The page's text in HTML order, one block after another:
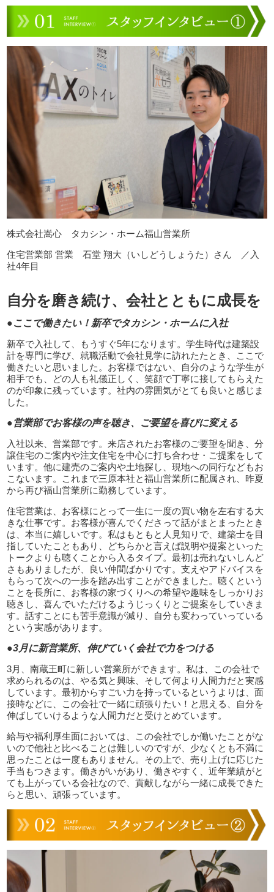
株式会社嵩心 タカシン・ホーム福山営業所
住宅営業部 営業 石堂 翔大（いしどうしょうた）さん ／入
社4年目
自分を磨き続け、会社とともに成長を
●ここで働きたい！新卒でタカシン・ホームに入社
新卒で入社して、もうすぐ5年になります。学生時代は建築設
計を専門に学び、就職活動で会社見学に訪れたたとき、ここで
働きたいと思いました。お客様ではない、自分のような学生が
相手でも、どの人も礼儀正しく、笑顔で丁寧に接してもらえた
のが印象に残っています。社内の雰囲気がとても良いと感じま
した。
●営業部でお客様の声を聴き、ご要望を喜びに変える
入社以来、営業部です。来店されたお客様のご要望を聞き、分
譲住宅のご案内や注文住宅を中心に打ち合わせ・ご提案をして
います。他に建売のご案内や土地探し、現地への同行などもお
こないます。これまで三原本社と福山営業所に配属され、昨夏
から再び福山営業所に勤務しています。
住宅営業は、お客様にとって一生に一度の買い物を左右する大
きな仕事です。お客様が喜んでくださって話がまとまったとき
は、本当に嬉しいです。私はもともと人見知りで、建築士を目
指していたこともあり、どちらかと言えば説明や提案といった
トークよりも聴くことから入るタイプ。最初は売れないしんど
さもありましたが、良い仲間ばかりです。支えやアドバイスを
もらって次への一歩を踏み出すことができました。聴くという
ことを長所に、お客様の家づくりへの希望や趣味をしっかりお
聴きし、喜んでいただけるようじっくりとご提案をしていきま
す。話すことにも苦手意識が減り、自分も変わっていっている
という実感があります。
●3月に新営業所、伸びていく会社で力をつける
3月、南蔵王町に新しい営業所ができます。私は、この会社で
求められるのは、やる気と興味、そして何より人間力だと実感
しています。最初からすごい力を持っているというよりは、面
接時などに、この会社で一緒に頑張りたい！と思える、自分を
伸ばしていけるような人間力だと受けとめています。
給与や福利厚生面においては、この会社でしか働いたことがな
いので他社と比べることは難しいのですが、少なくとも不満に
思ったことは一度もありません。その上で、売り上げに応じた
手当もつきます。働きがいがあり、働きやすく、近年業績がと
ても上がっている会社なので、貢献しながら一緒に成長できた
らと思い、頑張っています。